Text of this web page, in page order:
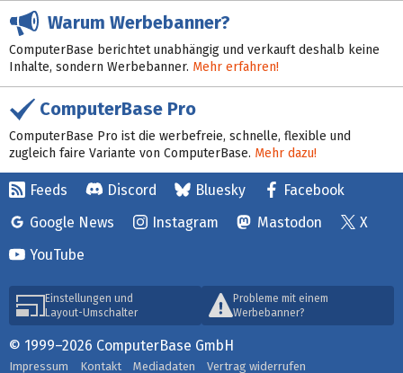
Warum Werbebanner?
ComputerBase berichtet unabhängig und verkauft deshalb keine
Inhalte, sondern Werbebanner. Mehr erfahren!
ComputerBase Pro
ComputerBase Pro ist die werbefreie, schnelle, flexible und
zugleich faire Variante von ComputerBase. Mehr dazu!
Feeds Discord Bluesky
Facebook
Google News
Instagram Mastodon
X
YouTube
Einstellungen und
Layout-Umschalter
Probleme mit einem
Werbebanner?
© 1999–2026 ComputerBase GmbH
Impressum Kontakt Mediadaten Vertrag widerrufen